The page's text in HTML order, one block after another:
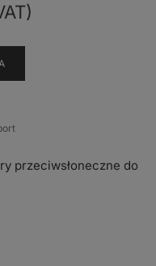
przeciwsłoneczne do